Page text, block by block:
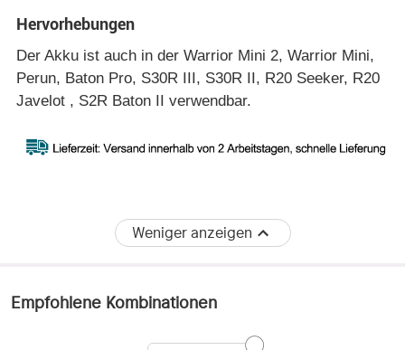
Hervorhebungen
Der Akku ist auch in der Warrior Mini 2, Warrior Mini,
Perun, Baton Pro, S30R III, S30R II, R20 Seeker, R20
Javelot , S2R Baton II verwendbar.
Weniger anzeigen
Empfohlene Kombinationen